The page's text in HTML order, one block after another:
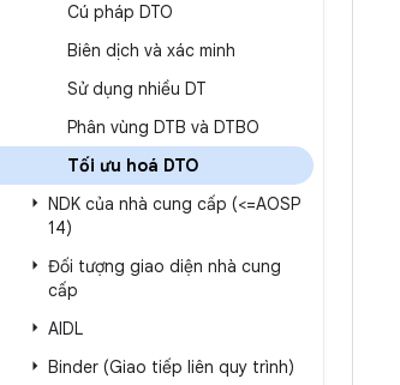
Cú pháp DTO
Biên dịch và xác minh
Sử dụng nhiều DT
Phân vùng DTB và DTBO
Tối ưu hoá DTO
NDK của nhà cung cấp (<=AOSP
14)
Đối tượng giao diện nhà cung
cấp
AIDL
Binder (Giao tiếp liên quy trình)